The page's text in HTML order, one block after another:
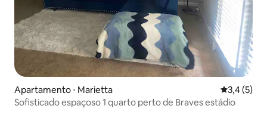
Apartamento ⋅ Marietta 3,4 de
3,4 (5)
Sofisticado espaçoso 1 quarto perto de Braves estádio